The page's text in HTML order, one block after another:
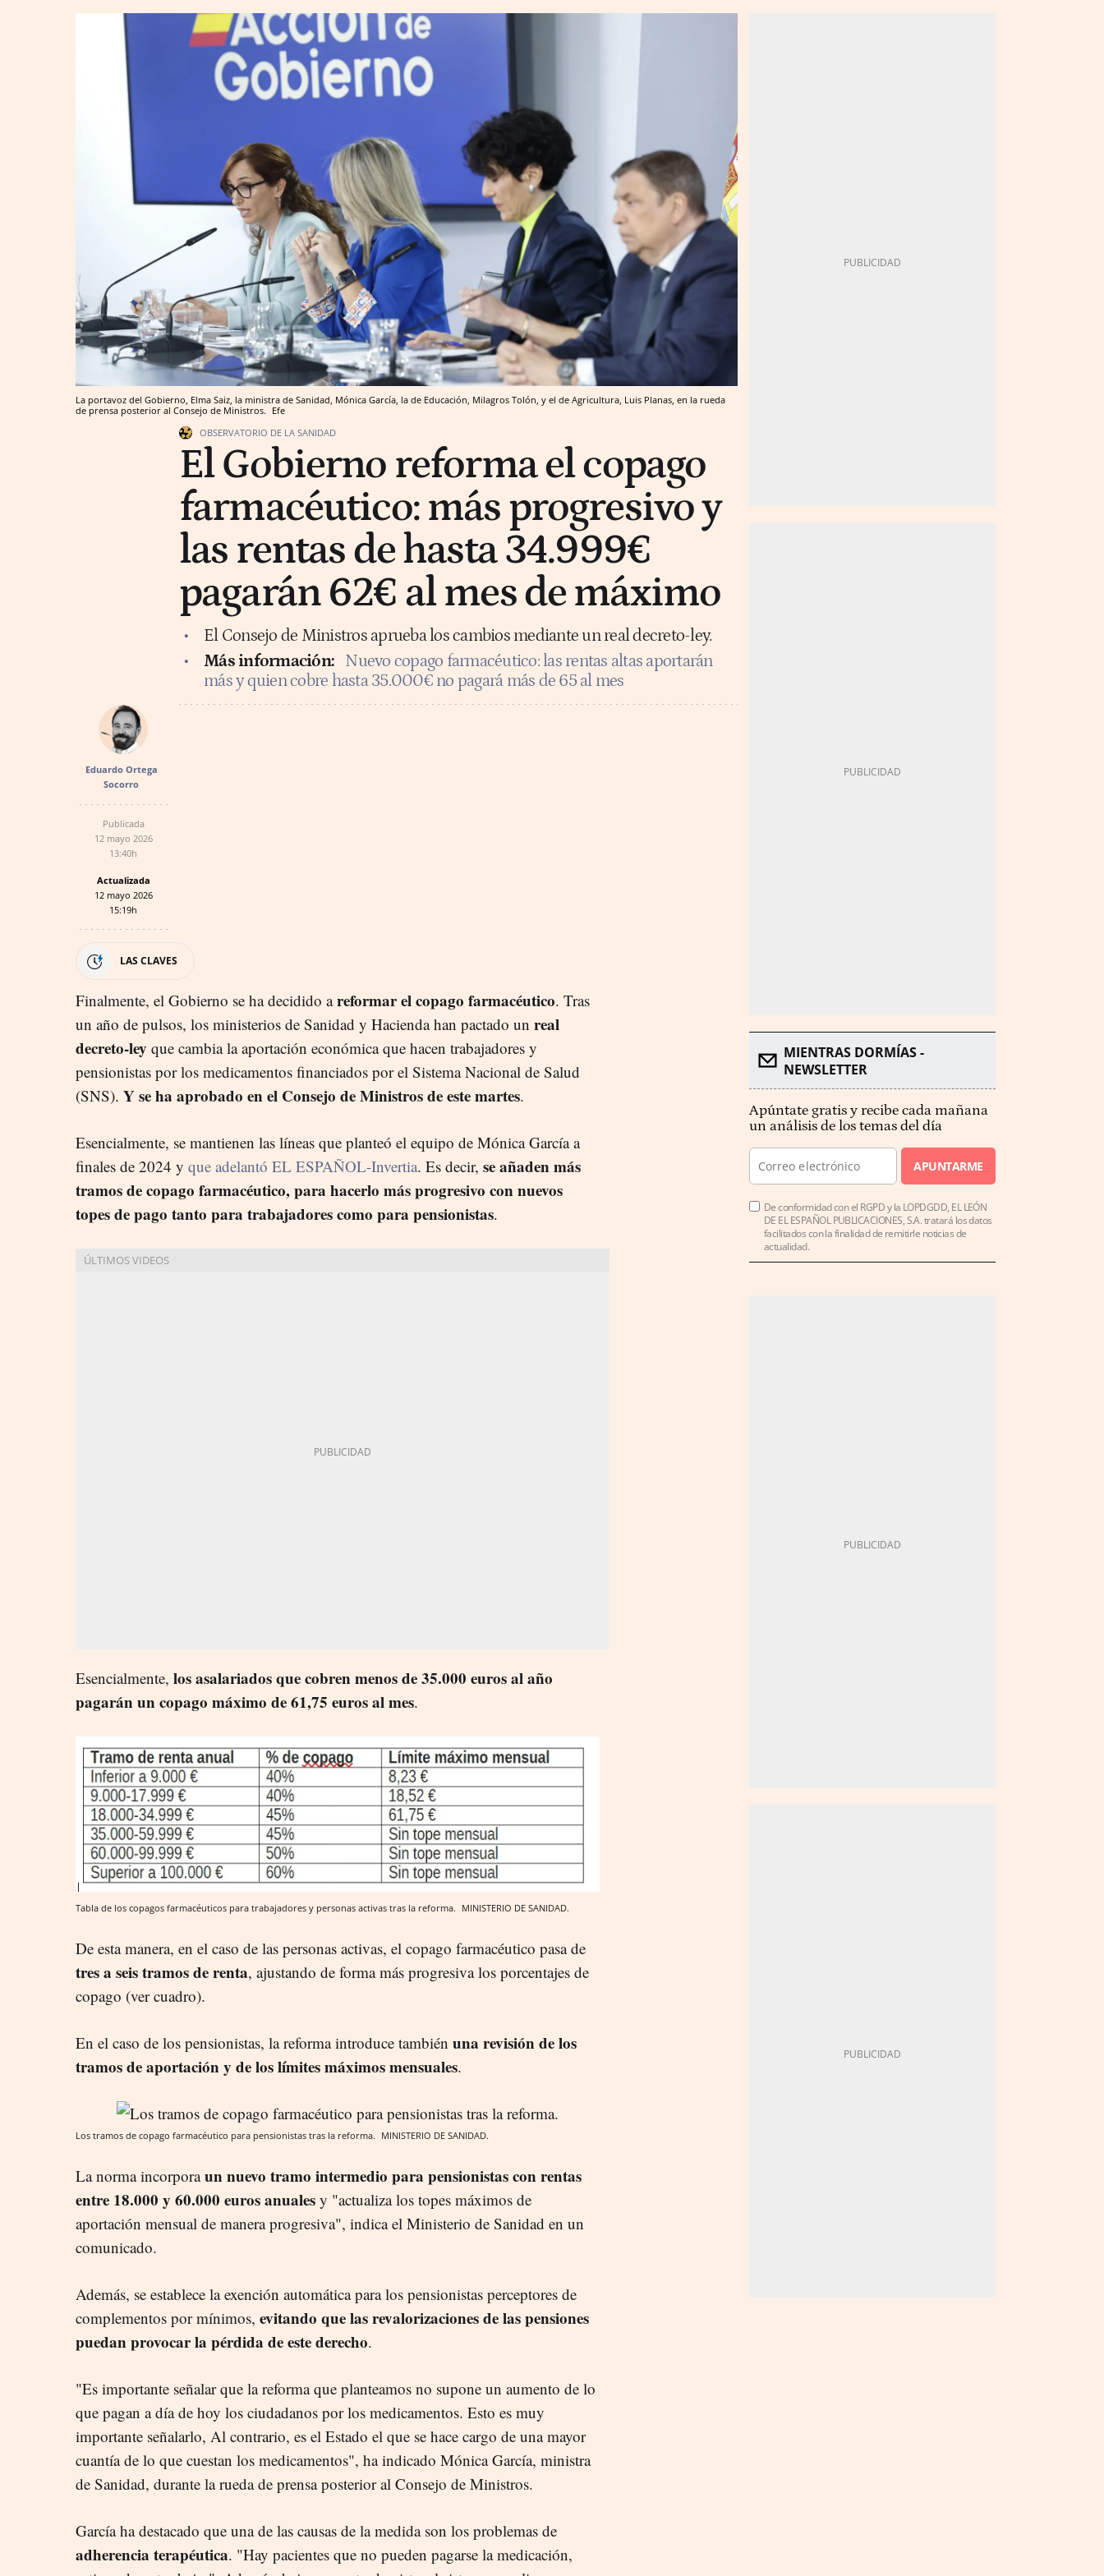
La portavoz del Gobierno, Elma Saiz, la ministra de Sanidad, Mónica García, la de Educación, Milagros Tolón, y el de Agricultura, Luis Planas, en la rueda
de prensa posterior al Consejo de Ministros. Efe
OBSERVATORIO DE LA SANIDAD
El Gobierno reforma el copago
farmacéutico: más progresivo y
las rentas de hasta 34.999€
pagarán 62€ al mes de máximo
El Consejo de Ministros aprueba los cambios mediante un real decreto-ley.
Más información:
Nuevo copago farmacéutico: las rentas altas aportarán
más y quien cobre hasta 35.000€ no pagará más de 65 al mes
Eduardo Ortega
Socorro
Publicada
12 mayo 2026
13:40h
Actualizada
12 mayo 2026
15:19h
LAS CLAVES
Finalmente, el Gobierno se ha decidido areformar el copago farmacéutico. Tras
un año de pulsos, los ministerios de Sanidad y Hacienda han pactado un real
decreto-ley que cambia la aportación económica que hacen trabajadores y
pensionistas por los medicamentos financiados por el Sistema Nacional de Salud
(SNS). Y se ha aprobado en el Consejo de Ministros de este martes.
Esencialmente, se mantienen las líneas que planteó el equipo de Mónica García a
finales de 2024 y que adelantó EL ESPAÑOL-Invertia. Es decir, se añaden más
tramos de copago farmacéutico, para hacerlo más progresivo con nuevos
topes de pago tanto para trabajadores como para pensionistas.
Esencialmente, los asalariados que cobren menos de 35.000 euros al año
pagarán un copago máximo de 61,75 euros al mes.
Tabla de los copagos farmacéuticos para trabajadores y personas activas tras la reforma. MINISTERIO DE SANIDAD.
De esta manera, en el caso de las personas activas, el copago farmacéutico pasa de
tres a seis tramos de renta, ajustando de forma más progresiva los porcentajes de
copago (ver cuadro).
En el caso de los pensionistas, la reforma introduce también una revisión de los
tramos de aportación y de los límites máximos mensuales.
Los tramos de copago farmacéutico para pensionistas tras la reforma. MINISTERIO DE SANIDAD.
La norma incorporaun nuevo tramo intermedio para pensionistas con rentas
entre 18.000 y 60.000 euros anuales y "actualiza los topes máximos de
aportación mensual de manera progresiva", indica el Ministerio de Sanidad en un
comunicado.
Además, se establece la exención automática para los pensionistas perceptores de
complementos por mínimos, evitando que las revalorizaciones de las pensiones
puedan provocar la pérdida de este derecho.
"Es importante señalar que la reforma que planteamos no supone un aumento de lo
que pagan a día de hoy los ciudadanos por los medicamentos. Esto es muy
importante señalarlo, Al contrario, es el Estado el que se hace cargo de una mayor
cuantía de lo que cuestan los medicamentos", ha indicado Mónica García, ministra
de Sanidad, durante la rueda de prensa posterior al Consejo de Ministros.
García ha destacado que una de las causas de la medida son los problemas de
adherencia terapéutica. "Hay pacientes que no pueden pagarse la medicación,
MIENTRAS DORMÍAS -
NEWSLETTER
Apúntate gratis y recibe cada mañana
un análisis de los temas del día
APUNTARME
De conformidad con el RGPD y la LOPDGDD, EL LEÓN
DE EL ESPAÑOL PUBLICACIONES, S.A. tratará los datos
facilitados con la finalidad de remitirle noticias de
actualidad.